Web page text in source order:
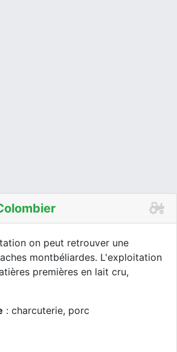
on peut retrouver une
montbéliardes. L'exploitation
premières en lait cru,
: charcuterie, porc